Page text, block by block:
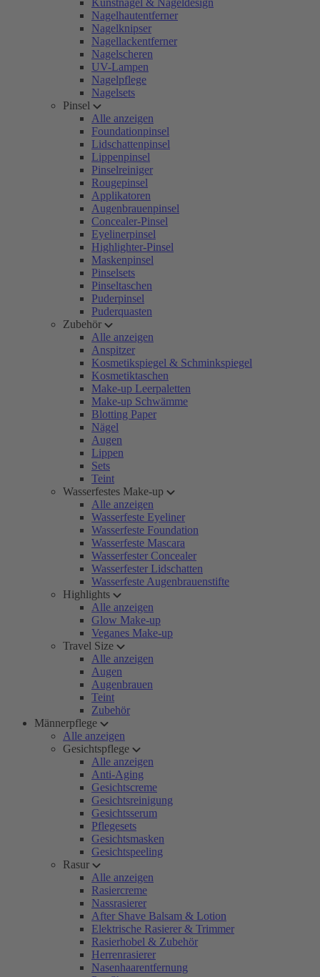
Kunstnägel & Nageldesign
Nagelhautentferner
Nagelknipser
Nagellackentferner
Nagelscheren
UV-Lampen
Nagelpflege
Nagelsets
Pinsel
Alle anzeigen
Foundationpinsel
Lidschattenpinsel
Lippenpinsel
Pinselreiniger
Rougepinsel
Applikatoren
Augenbrauenpinsel
Concealer-Pinsel
Eyelinerpinsel
Highlighter-Pinsel
Maskenpinsel
Pinselsets
Pinseltaschen
Puderpinsel
Puderquasten
Zubehör
Alle anzeigen
Anspitzer
Kosmetikspiegel & Schminkspiegel
Kosmetiktaschen
Make-up Leerpaletten
Make-up Schwämme
Blotting Paper
Nägel
Augen
Lippen
Sets
Teint
Wasserfestes Make-up
Alle anzeigen
Wasserfeste Eyeliner
Wasserfeste Foundation
Wasserfeste Mascara
Wasserfester Concealer
Wasserfester Lidschatten
Wasserfeste Augenbrauenstifte
Highlights
Alle anzeigen
Glow Make-up
Veganes Make-up
Travel Size
Alle anzeigen
Augen
Augenbrauen
Teint
Zubehör
Männerpflege
Alle anzeigen
Gesichtspflege
Alle anzeigen
Anti-Aging
Gesichtscreme
Gesichtsreinigung
Gesichtsserum
Pflegesets
Gesichtsmasken
Gesichtspeeling
Rasur
Alle anzeigen
Rasiercreme
Nassrasierer
After Shave Balsam & Lotion
Elektrische Rasierer & Trimmer
Rasierhobel & Zubehör
Herrenrasierer
Nasenhaarentfernung